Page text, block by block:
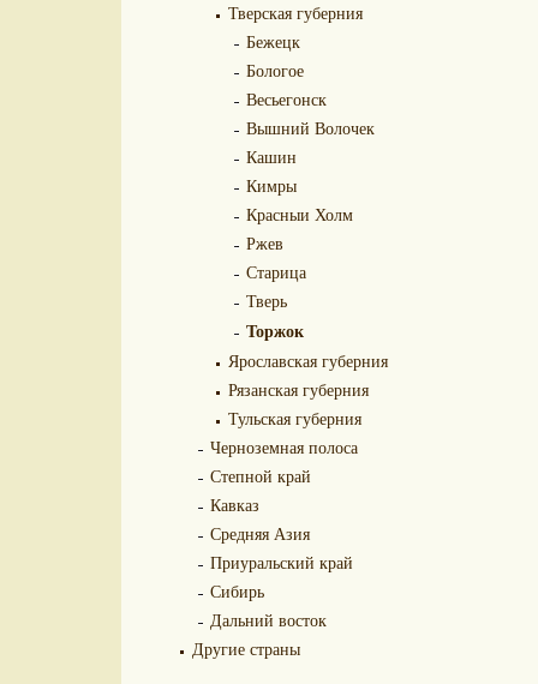
Тверская губерния
Бежецк
Бологое
Весьегонск
Вышний Волочек
Кашин
Кимры
Красныи Холм
Ржев
Старица
Тверь
Торжок
Ярославская губерния
Рязанская губерния
Тульская губерния
Черноземная полоса
Степной край
Кавказ
Средняя Азия
Приуральский край
Сибирь
Дальний восток
Другие страны